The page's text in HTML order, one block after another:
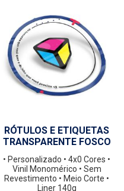
RÓTULOS E ETIQUETAS
TRANSPARENTE FOSCO
• Personalizado • 4x0 Cores •
Vinil Monomérico • Sem
Revestimento • Meio Corte •
Liner 140g